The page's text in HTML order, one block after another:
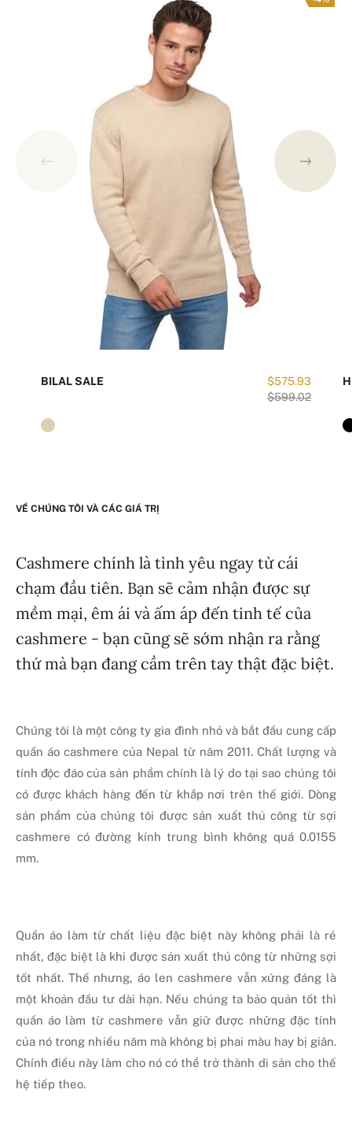
$575.93
$599.02
BILAL SALE
VỀ CHÚNG TÔI VÀ CÁC GIÁ TRỊ
Cashmere chính là tình yêu ngay từ cái
chạm đầu tiên. Bạn sẽ cảm nhận được sự
mềm mại, êm ái và ấm áp đến tinh tế của
cashmere - bạn cũng sẽ sớm nhận ra rằng
thứ mà bạn đang cầm trên tay thật đặc biệt.
Chúng tôi là một công ty gia đình nhỏ và bắt đầu cung cấp
quần áo cashmere của Nepal từ năm 2011. Chất lượng và
tính độc đáo của sản phẩm chính là lý do tại sao chúng tôi
có được khách hàng đến từ khắp nơi trên thế giới. Dòng
sản phẩm của chúng tôi được sản xuất thủ công từ sợi
cashmere có đường kính trung bình không quá 0.0155
mm.
Quần áo làm từ chất liệu đặc biệt này không phải là rẻ
nhất, đặc biệt là khi được sản xuất thủ công từ những sợi
tốt nhất. Thế nhưng, áo len cashmere vẫn xứng đáng là
một khoản đầu tư dài hạn. Nếu chúng ta bảo quản tốt thì
quần áo làm từ cashmere vẫn giữ được những đặc tính
của nó trong nhiều năm mà không bị phai màu hay bị giãn.
Chính điều này làm cho nó có thể trở thành di sản cho thế
hệ tiếp theo.